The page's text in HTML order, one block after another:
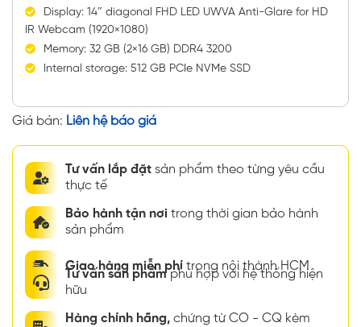
Display: 14″ diagonal FHD LED UWVA Anti-Glare for HD
IR Webcam (1920×1080)
Memory: 32 GB (2×16 GB) DDR4 3200
Internal storage: 512 GB PCIe NVMe SSD
Giá bán: Liên hệ báo giá
Tư vấn lắp đặt sản phẩm theo từng yêu cầu
thực tế
Bảo hành tận nơi trong thời gian bảo hành
sản phẩm
Giao hàng miễn phí trong nội thành HCM
Tư vấn sản phẩmphù hợp với hệ thống hiện
hữu
Hàng chính hãng, chứng từ CO - CQ kèm